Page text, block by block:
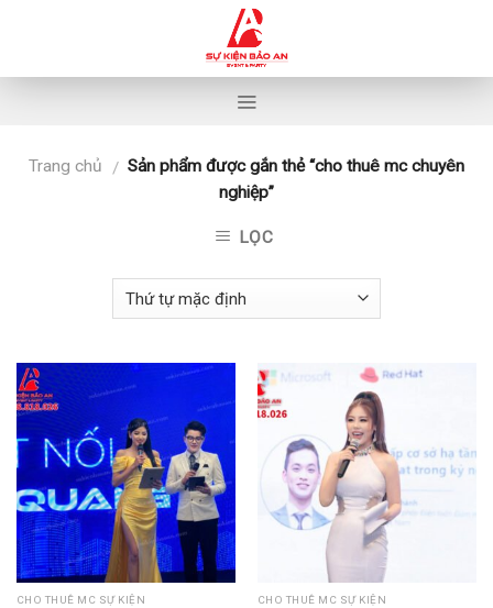
Trang chủ / Sản phẩm được gắn thẻ “cho thuê mc chuyên
nghiệp”
LỌC
CHO THUÊ MC SỰ KIỆN CHO THUÊ MC SỰ KIỆN